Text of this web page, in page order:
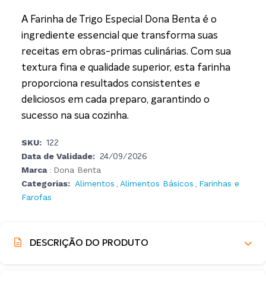
A Farinha de Trigo Especial Dona Benta é o
ingrediente essencial que transforma suas
receitas em obras-primas culinárias. Com sua
textura fina e qualidade superior, esta farinha
proporciona resultados consistentes e
deliciosos em cada preparo, garantindo o
sucesso na sua cozinha.
SKU: 122
Data de Validade: 24/09/2026
Marca : Dona Benta
Categorias: Alimentos , Alimentos Básicos , Farinhas e
Farofas
DESCRIÇÃO DO PRODUTO